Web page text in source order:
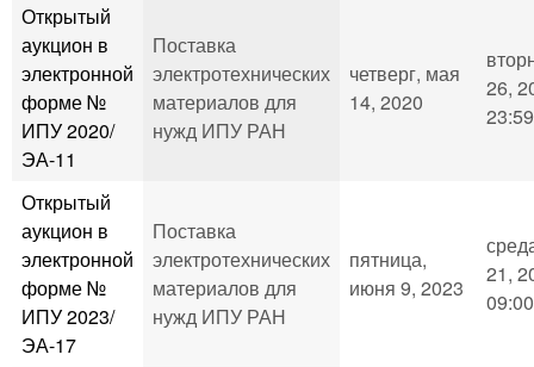
Открытый
аукцион в
электронной
форме №
ИПУ 2020/
ЭА-11
Поставка
электротехнических
материалов для
нужд ИПУ РАН
четверг, мая
14, 2020
26,
23:59
Открытый
аукцион в
электронной
форме №
ИПУ 2023/
ЭА-17
Поставка
электротехнических
материалов для
нужд ИПУ РАН
пятница,
июня 9, 2023
21,
09:00